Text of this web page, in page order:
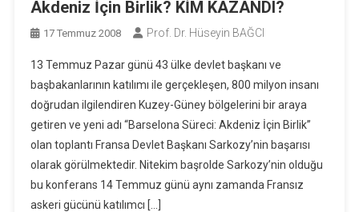
Akdeniz İçin Birlik? KİM KAZANDI?
17 Temmuz 2008 Prof. Dr. Hüseyin BAĞCI
13 Temmuz Pazar günü 43 ülke devlet başkanı ve
başbakanlarının katılımı ile gerçekleşen, 800 milyon insanı
doğrudan ilgilendiren Kuzey-Güney bölgelerini bir araya
getiren ve yeni adı “Barselona Süreci: Akdeniz İçin Birlik”
olan toplantı Fransa Devlet Başkanı Sarkozy’nin başarısı
olarak görülmektedir. Nitekim başrolde Sarkozy’nin olduğu
bu konferans 14 Temmuz günü aynı zamanda Fransız
askeri gücünü katılımcı […]